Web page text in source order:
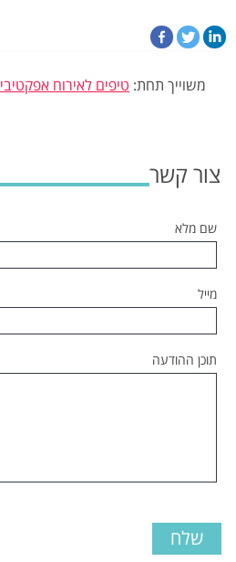
משוייך תחת: טיפים לאירוח אפקטיבי
צור קשר
שם מלא
מייל
תוכן ההודעה